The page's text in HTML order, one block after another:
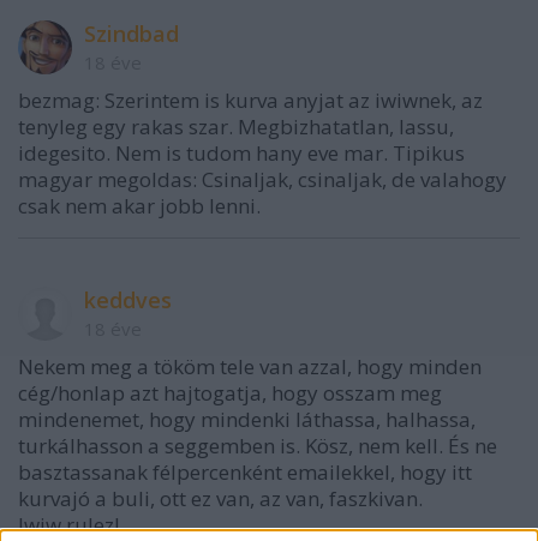
Szindbad
bezmag: Szerintem is kurva anyjat az iwiwnek, az
tenyleg egy rakas szar. Megbizhatatlan, lassu,
idegesito. Nem is tudom hany eve mar. Tipikus
magyar megoldas: Csinaljak, csinaljak, de valahogy
csak nem akar jobb lenni.
keddves
Nekem meg a tököm tele van azzal, hogy minden
cég/honlap azt hajtogatja, hogy osszam meg
mindenemet, hogy mindenki láthassa, halhassa,
turkálhasson a seggemben is. Kösz, nem kell. És ne
basztassanak félpercenként emailekkel, hogy itt
kurvajó a buli, ott ez van, az van, faszkivan.
Iwiw rulez!